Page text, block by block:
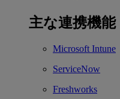
主な連携機能
Microsoft Intune
ServiceNow
Freshworks